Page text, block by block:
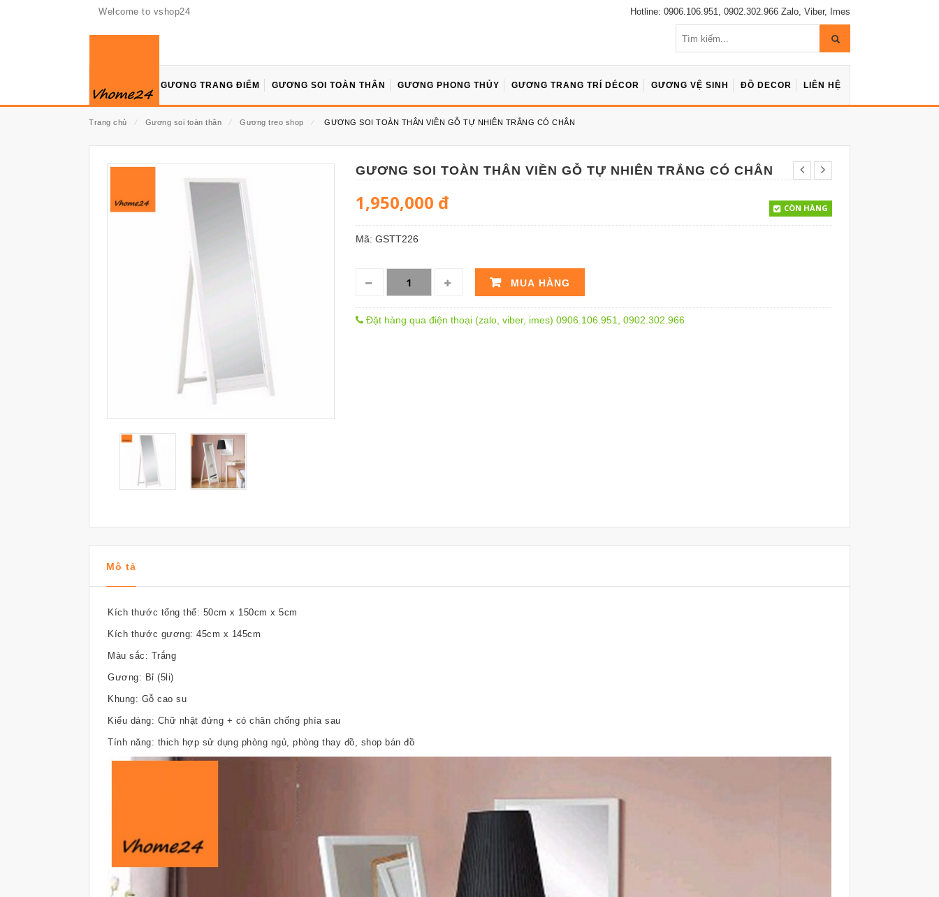
Welcome to vshop24 Hotline: 0906.106.951, 0902.302.966 Zalo, Viber, Imes
GƯƠNG TRANG ĐIỂM GƯƠNG SOI TOÀN THÂN GƯƠNG PHONG THỦY GƯƠNG TRANG TRÍ DÉCOR GƯƠNG VỆ SINH ĐỒ DECOR LIÊN HỆ
Trang chủ ⁄ Gương soi toàn thân ⁄ Gương treo shop ⁄ GƯƠNG SOI TOÀN THÂN VIỀN GỖ TỰ NHIÊN TRẮNG CÓ CHÂN
GƯƠNG SOI TOÀN THÂN VIỀN GỖ TỰ NHIÊN TRẮNG CÓ CHÂN
1,950,000 đ CÒN HÀNG
Mã: GSTT226
MUA HÀNG
Đặt hàng qua điện thoại (zalo, viber, imes) 0906.106.951, 0902.302.966
Mô tả
Kích thước tổng thể: 50cm x 150cm x 5cm
Kích thước gương: 45cm x 145cm
Màu sắc: Trắng
Gương: Bỉ (5li)
Khung: Gỗ cao su
Kiểu dáng: Chữ nhật đứng + có chân chống phía sau
Tính năng: thich hợp sử dụng phòng ngủ, phòng thay đồ, shop bán đồ